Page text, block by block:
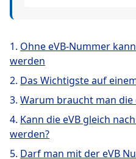
Ohne eVB-Nummer
werden
Das Wichtigste auf
Warum braucht man die
Kann die eVB gleich
werden?
Darf man mit der eVB